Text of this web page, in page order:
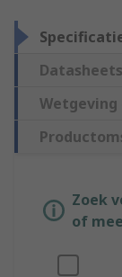
Datasheets
Wetgeving
Zoek
of